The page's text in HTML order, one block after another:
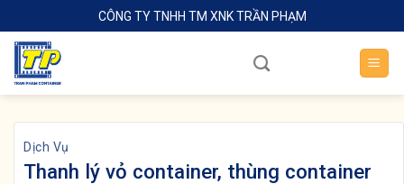
to
content
CÔNG TY TNHH TM XNK TRẦN PHẠM
Dịch Vụ
Thanh lý vỏ container, thùng container